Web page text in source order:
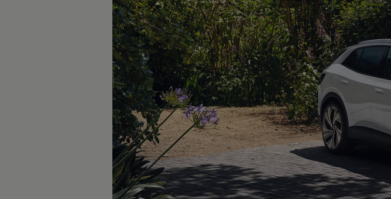
vdf Klasik Kredi®
vdf Servis Kredisi®
Sigorta Çözümleri
Volkswagen Kasko®
Volkswagen Garanti Plus®
Satış Sonrası Hizmetler
Volkswagen Hizmet Sözleri
Bakım ve Onarım Hizmetleri
Periyodik Bakım
Ekspres Servis
Check-Up Hizmeti
Gönüllü Geri Çağırma
Motor Yağları
Kaporta ve Boya
Aksesuar ve Yedek Parça
Volkswagen Orijinal Aksesuarlar®
Volkswagen Orijinal Parçalar®
Lastik Bilgilendirmesi